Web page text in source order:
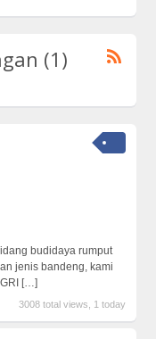
(1)
budidaya rumput
jenis bandeng, kami
[…]
3008 total views, 1 today